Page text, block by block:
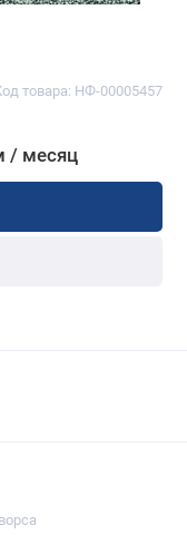
товара: НФ-00005457
/ месяц